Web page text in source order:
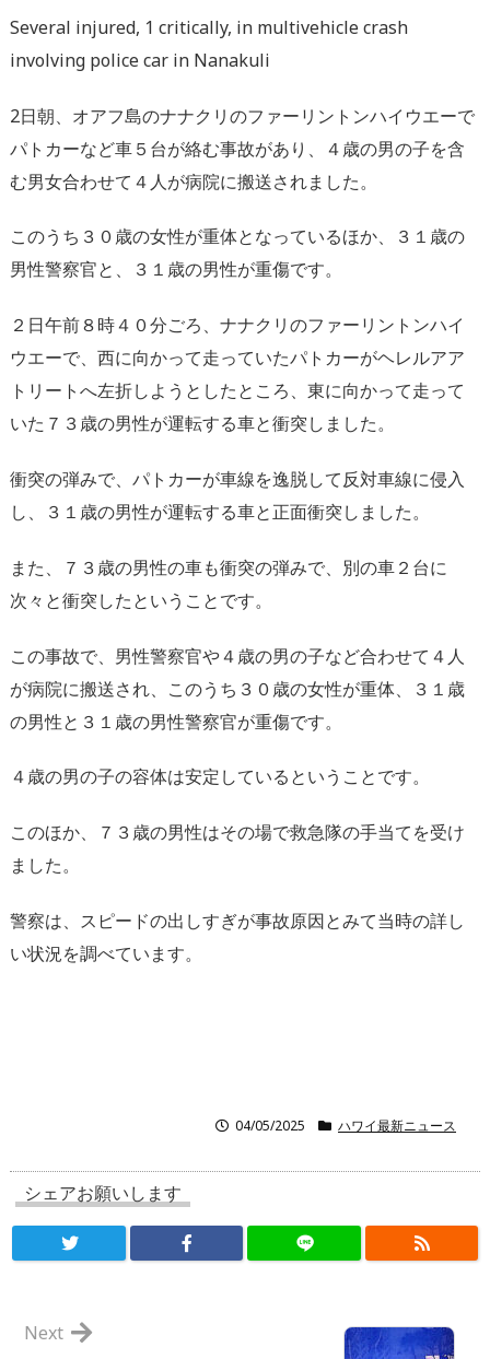
Several injured, 1 critically, in multivehicle crash
involving police car in Nanakuli
2日朝、オアフ島のナナクリのファーリントンハイウエーで
パトカーなど車５台が絡む事故があり、４歳の男の子を含
む男女合わせて４人が病院に搬送されました。
このうち３０歳の女性が重体となっているほか、３１歳の
男性警察官と、３１歳の男性が重傷です。
２日午前８時４０分ごろ、ナナクリのファーリントンハイ
ウエーで、西に向かって走っていたパトカーがヘレルアア
トリートへ左折しようとしたところ、東に向かって走って
いた７３歳の男性が運転する車と衝突しました。
衝突の弾みで、パトカーが車線を逸脱して反対車線に侵入
し、３１歳の男性が運転する車と正面衝突しました。
また、７３歳の男性の車も衝突の弾みで、別の車２台に
次々と衝突したということです。
この事故で、男性警察官や４歳の男の子など合わせて４人
が病院に搬送され、このうち３０歳の女性が重体、３１歳
の男性と３１歳の男性警察官が重傷です。
４歳の男の子の容体は安定しているということです。
このほか、７３歳の男性はその場で救急隊の手当てを受け
ました。
警察は、スピードの出しすぎが事故原因とみて当時の詳し
い状況を調べています。
04/05/2025 ハワイ最新ニュース
シェアお願いします
Next